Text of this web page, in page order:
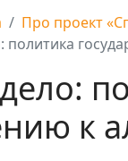
Про проект
к